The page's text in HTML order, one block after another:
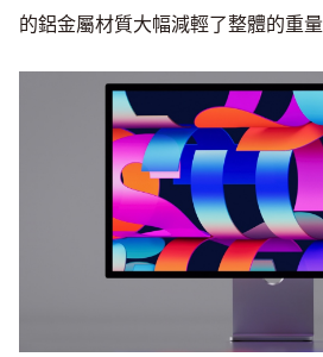
的鋁金屬材質大幅減輕了整體的重量